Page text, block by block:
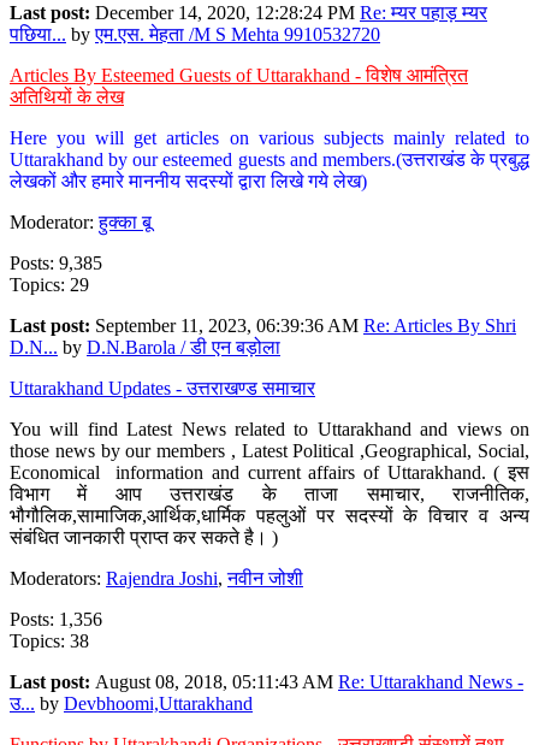
Last post: December 14, 2020, 12:28:24 PM Re: म्यर पहाड़ म्यर
पछिया... byएम.एस. मेहता /M S Mehta 9910532720
Articles By Esteemed Guests of Uttarakhand - विशेष आमंत्रित
अतिथियों के लेख
Here you will get articles on various subjects mainly related to
Uttarakhand by our esteemed guests and members.(उत्तराखंड के प्रबुद्ध
लेखकों और हमारे माननीय सदस्यों द्वारा लिखे गये लेख)
Moderator:हुक्का बू
Posts: 9,385
Topics: 29
Last post: September 11, 2023, 06:39:36 AM Re: Articles By Shri
D.N... by D.N.Barola / डी एन बड़ोला
Uttarakhand Updates - उत्तराखण्ड समाचार
You will find Latest News related to Uttarakhand and views on
those news by our members , Latest Political ,Geographical, Social,
Economical information and current affairs of Uttarakhand. ( इस
विभाग में आप उत्तराखंड के ताजा समाचार, राजनीतिक,
भौगौलिक,सामाजिक,आर्थिक,धार्मिक पहलुओं पर सदस्यों के विचार व अन्य
संबंधित जानकारी प्राप्त कर सकते है। )
Moderators: Rajendra Joshi,नवीन जोशी
Posts: 1,356
Topics: 38
Last post: August 08, 2018, 05:11:43 AM Re: Uttarakhand News -
उ... by Devbhoomi,Uttarakhand